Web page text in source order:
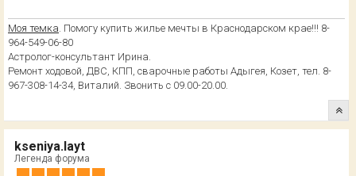
Моя темка . Помогу купить жилье мечты в Краснодарском крае!!! 8-
964-549-06-80
Астролог-консультант Ирина.
Ремонт ходовой, ДВС, КПП, сварочные работы Адыгея, Козет, тел. 8-
967-308-14-34, Виталий. Звонить с 09.00-20.00.
kseniya.layt
Легенда форума